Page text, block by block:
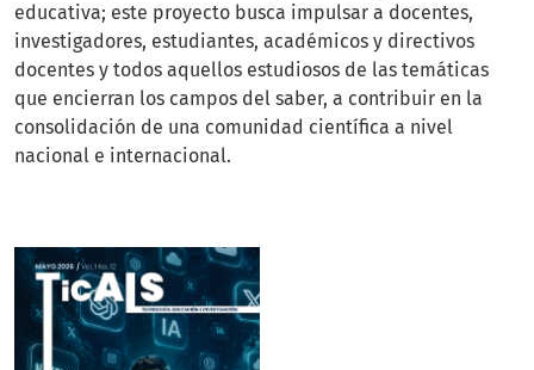
educativa; este proyecto busca impulsar a docentes,
investigadores, estudiantes, académicos y directivos
docentes y todos aquellos estudiosos de las temáticas
que encierran los campos del saber, a contribuir en la
consolidación de una comunidad científica a nivel
nacional e internacional.